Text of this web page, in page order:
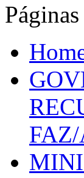
Páginas